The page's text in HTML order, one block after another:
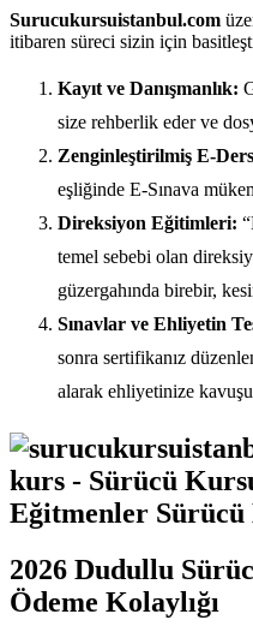
Surucukursuistanbul.com
itibaren süreci sizin için
Kayıt ve Danışmanlık:
size rehberlik eder ve
Zenginleştirilmiş E-
eşliğinde E-Sınava
Direksiyon Eğitimleri:
temel sebebi olan
güzergahında birebir,
Sınavlar ve Ehliyetin
sonra sertifikanız
alarak ehliyetinize
2026 Dudullu
Ödeme Kolaylığı